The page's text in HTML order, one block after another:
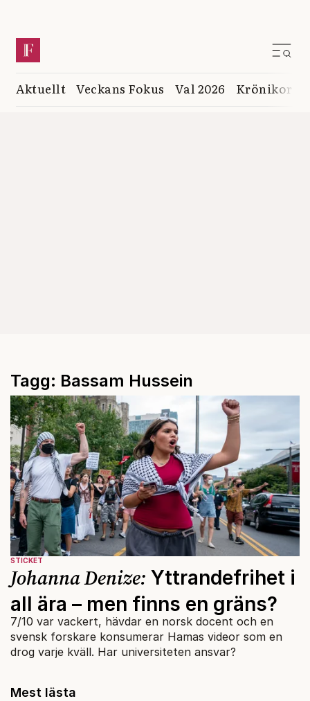
Aktuellt Veckans Fokus Val 2026 Krönikor
Tagg: Bassam Hussein
STICKET
Johanna Denize: Yttrandefrihet i
all ära – men finns en gräns?
7/10 var vackert, hävdar en norsk docent och en
svensk forskare konsumerar Hamas videor som en
drog varje kväll. Har universiteten ansvar?
Mest lästa